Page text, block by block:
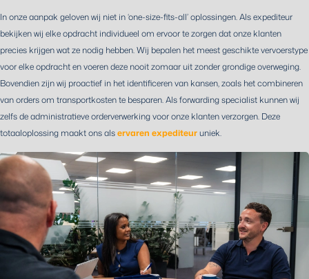
In onze aanpak geloven wij niet in ‘one-size-fits-all’ oplossingen. Als expediteur
bekijken wij elke opdracht individueel om ervoor te zorgen dat onze klanten
precies krijgen wat ze nodig hebben. Wij bepalen het meest geschikte vervoerstype
voor elke opdracht en voeren deze nooit zomaar uit zonder grondige overweging.
Bovendien zijn wij proactief in het identificeren van kansen, zoals het combineren
van orders om transportkosten te besparen. Als forwarding specialist kunnen wij
zelfs de administratieve orderverwerking voor onze klanten verzorgen. Deze
totaaloplossing maakt ons alservaren expediteuruniek.